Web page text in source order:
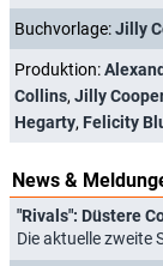
Buchvorlage:Jilly
Produktion:
Collins, Jilly
Hegarty, Felicity
News &
Die aktuelle zweite